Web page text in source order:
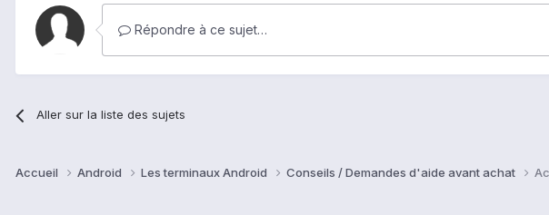
Répondre à ce sujet…
Aller sur la liste des sujets
Accueil Android Les terminaux Android Conseils / Demandes d'aide avant achat